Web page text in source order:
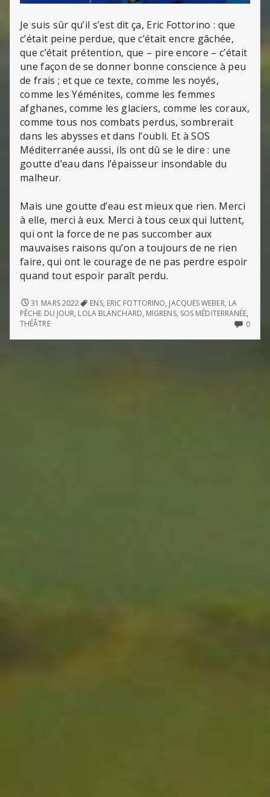
Je suis sûr qu’il s’est dit ça, Eric Fottorino : que
c’était peine perdue, que c’était encre gâchée,
que c’était prétention, que – pire encore – c’était
une façon de se donner bonne conscience à peu
de frais ; et que ce texte, comme les noyés,
comme les Yéménites, comme les femmes
afghanes, comme les glaciers, comme les coraux,
comme tous nos combats perdus, sombrerait
dans les abysses et dans l’oubli. Et à SOS
Méditerranée aussi, ils ont dû se le dire : une
goutte d’eau dans l’épaisseur insondable du
malheur.
Mais une goutte d’eau est mieux que rien. Merci
à elle, merci à eux. Merci à tous ceux qui luttent,
qui ont la force de ne pas succomber aux
mauvaises raisons qu’on a toujours de ne rien
faire, qui ont le courage de ne pas perdre espoir
quand tout espoir paraît perdu.
LA
PÊCHE
DU
(D’ERIC
31 MARS 2022 ENS, ERIC FOTTORINO, JACQUES WEBER, LA
PÊCHE DU JOUR, LOLA BLANCHARD, MIGRENS, SOS MÉDITERRANÉE,
THÉÂTRE
0NO